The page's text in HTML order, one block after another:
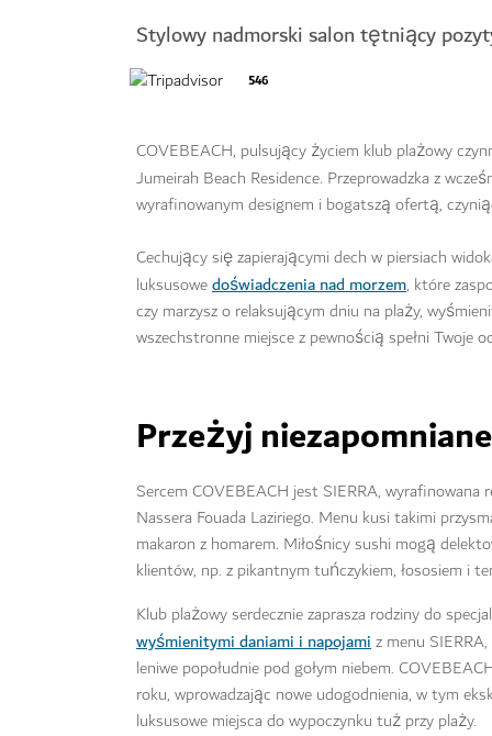
Stylowy nadmorski salon tętniący
546
COVEBEACH, pulsujący życiem klub plażowy
Jumeirah Beach Residence. Przeprowadzka z
wyrafinowanym designem i bogatszą ofertą,
Cechujący się zapierającymi dech w piersiach
luksusowedoświadczenia nad morzem, które
czy marzysz o relaksującym dniu na plaży,
wszechstronne miejsce z pewnością spełni Twoje
Przeżyj
Sercem COVEBEACH jest SIERRA,
Nassera Fouada Laziriego. Menu kusi takimi
makaron z homarem. Miłośnicy sushi mogą
klientów, np. z pikantnym tuńczykiem, łososiem i
Klub plażowy serdecznie zaprasza rodziny do
wyśmienitymi daniami i napojamiz menu
leniwe popołudnie pod gołym niebem.
roku, wprowadzając nowe udogodnienia, w tym
luksusowe miejsca do wypoczynku tuż przy plaży.